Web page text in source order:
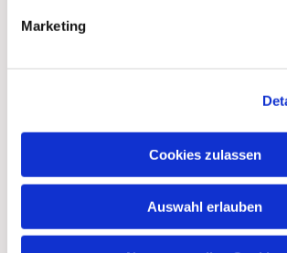
Marketing
Cookies zulassen
Auswahl erlauben
interessieren